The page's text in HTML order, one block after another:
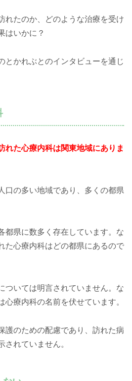
れたのか、どのような治療を受け
はいかに？
とかれぶとのインタビューを通じ
れた心療内科は関東地域にありま
口の多い地域であり、多くの都県
都県に数多く存在しています。な
た心療内科はどの都県にあるので
ついては明言されていません。な
心療内科の名前を伏せています。
護のための配慮であり、訪れた病
されていません。